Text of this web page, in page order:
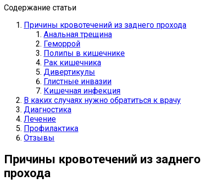
Содержание статьи
Причины кровотечений из заднего прохода
Анальная трещина
Геморрой
Полипы в кишечнике
Рак кишечника
Дивертикулы
Глистные инвазии
Кишечная инфекция
В каких случаях нужно обратиться к врачу
Диагностика
Лечение
Профилактика
Отзывы
Причины кровотечений из заднего
прохода